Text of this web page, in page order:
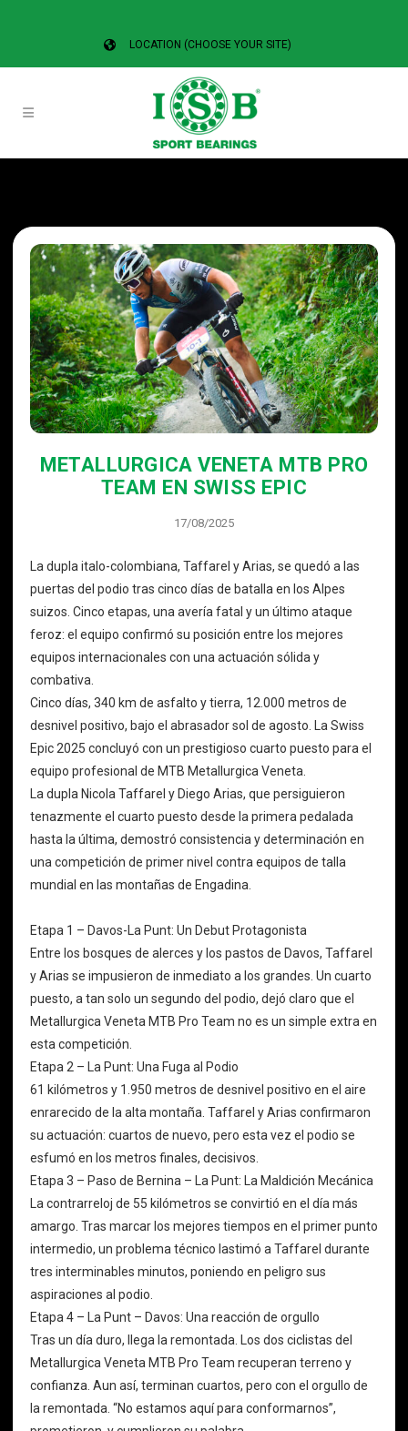
LOCATION (CHOOSE YOUR SITE)
METALLURGICA VENETA MTB PRO
TEAM EN SWISS EPIC
17/08/2025
La dupla italo-colombiana, Taffarel y Arias, se quedó a las
puertas del podio tras cinco días de batalla en los Alpes
suizos. Cinco etapas, una avería fatal y un último ataque
feroz: el equipo confirmó su posición entre los mejores
equipos internacionales con una actuación sólida y
combativa.
Cinco días, 340 km de asfalto y tierra, 12.000 metros de
desnivel positivo, bajo el abrasador sol de agosto. La Swiss
Epic 2025 concluyó con un prestigioso cuarto puesto para el
equipo profesional de MTB Metallurgica Veneta.
La dupla Nicola Taffarel y Diego Arias, que persiguieron
tenazmente el cuarto puesto desde la primera pedalada
hasta la última, demostró consistencia y determinación en
una competición de primer nivel contra equipos de talla
mundial en las montañas de Engadina.
Etapa 1 – Davos-La Punt: Un Debut Protagonista
Entre los bosques de alerces y los pastos de Davos, Taffarel
y Arias se impusieron de inmediato a los grandes. Un cuarto
puesto, a tan solo un segundo del podio, dejó claro que el
Metallurgica Veneta MTB Pro Team no es un simple extra en
esta competición.
Etapa 2 – La Punt: Una Fuga al Podio
61 kilómetros y 1.950 metros de desnivel positivo en el aire
enrarecido de la alta montaña. Taffarel y Arias confirmaron
su actuación: cuartos de nuevo, pero esta vez el podio se
esfumó en los metros finales, decisivos.
Etapa 3 – Paso de Bernina – La Punt: La Maldición Mecánica
La contrarreloj de 55 kilómetros se convirtió en el día más
amargo. Tras marcar los mejores tiempos en el primer punto
intermedio, un problema técnico lastimó a Taffarel durante
tres interminables minutos, poniendo en peligro sus
aspiraciones al podio.
Etapa 4 – La Punt – Davos: Una reacción de orgullo
Tras un día duro, llega la remontada. Los dos ciclistas del
Metallurgica Veneta MTB Pro Team recuperan terreno y
confianza. Aun así, terminan cuartos, pero con el orgullo de
la remontada. “No estamos aquí para conformarnos”,